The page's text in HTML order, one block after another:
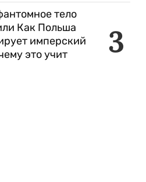
3
тело
Как Польша
имперский
это учит